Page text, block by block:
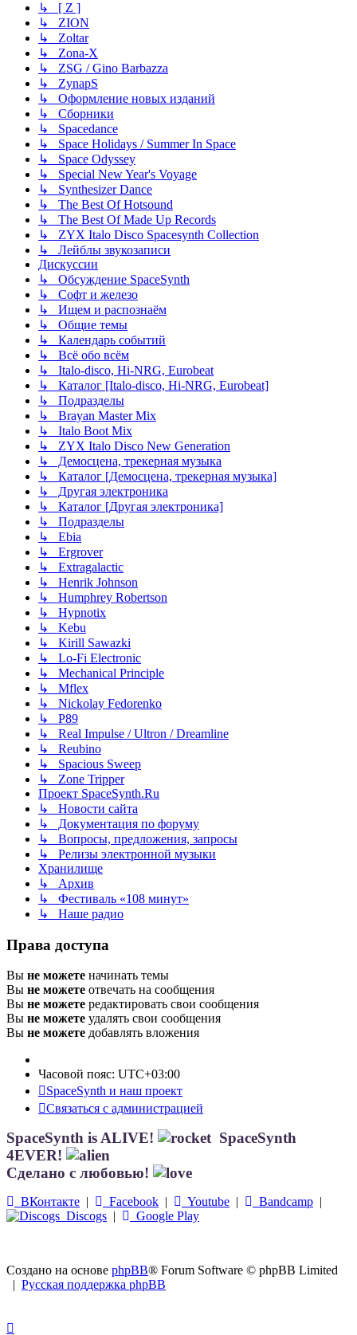
↳ [ Z ]
↳ ZION
↳ Zoltar
↳ Zona-X
↳ ZSG / Gino Barbazza
↳ ZynapS
↳ Оформление новых изданий
↳ Сборники
↳ Spacedance
↳ Space Holidays / Summer In Space
↳ Space Odyssey
↳ Special New Year's Voyage
↳ Synthesizer Dance
↳ The Best Of Hotsound
↳ The Best Of Made Up Records
↳ ZYX Italo Disco Spacesynth Collection
↳ Лейблы звукозаписи
Дискуссии
↳ Обсуждение SpaceSynth
↳ Софт и железо
↳ Ищем и распознаём
↳ Общие темы
↳ Календарь событий
↳ Всё обо всём
↳ Italo-disco, Hi-NRG, Eurobeat
↳ Каталог [Italo-disco, Hi-NRG, Eurobeat]
↳ Подразделы
↳ Brayan Master Mix
↳ Italo Boot Mix
↳ ZYX Italo Disco New Generation
↳ Демосцена, трекерная музыка
↳ Каталог [Демосцена, трекерная музыка]
↳ Другая электроника
↳ Каталог [Другая электроника]
↳ Подразделы
↳ Ebia
↳ Ergrover
↳ Extragalactic
↳ Henrik Johnson
↳ Humphrey Robertson
↳ Hypnotix
↳ Kebu
↳ Kirill Sawazki
↳ Lo-Fi Electronic
↳ Mechanical Principle
↳ Mflex
↳ Nickolay Fedorenko
↳ P89
↳ Real Impulse / Ultron / Dreamline
↳ Reubino
↳ Spacious Sweep
↳ Zone Tripper
Проект SpaceSynth.Ru
↳ Новости сайта
↳ Документация по форуму
↳ Вопросы, предложения, запросы
↳ Релизы электронной музыки
Хранилище
↳ Архив
↳ Фестиваль «108 минут»
↳ Наше радио
Права доступа
Вы не можете начинать темы
Вы не можете отвечать на сообщения
Вы не можете редактировать свои сообщения
Вы не можете удалять свои сообщения
Вы не можете добавлять вложения
Часовой пояс: UTC+03:00
SpaceSynth и наш проект
Связаться с администрацией
SpaceSynth is ALIVE!
SpaceSynth
4EVER!
Сделано с любовью!
ВКонтакте | Facebook | Youtube | Bandcamp |
Discogs | Google Play
Создано на основе phpBB® Forum Software © phpBB Limited
| Русская поддержка phpBB